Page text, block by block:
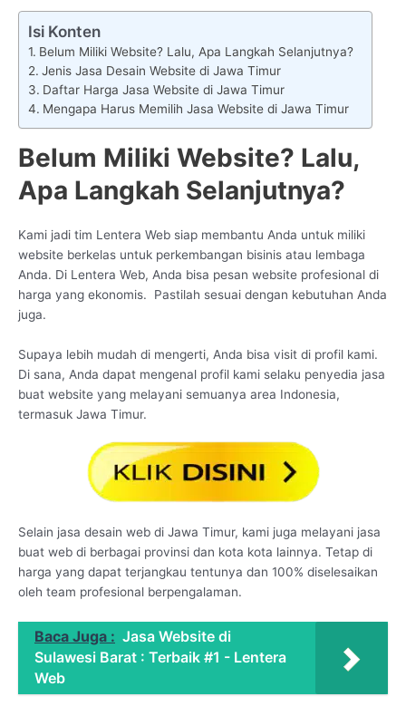
Isi Konten
Belum Miliki Website? Lalu, Apa Langkah Selanjutnya?
Jenis Jasa Desain Website di Jawa Timur
Daftar Harga Jasa Website di Jawa Timur
Mengapa Harus Memilih Jasa Website di Jawa Timur
Belum Miliki Website? Lalu,
Apa Langkah Selanjutnya?
Kami jadi tim Lentera Web siap membantu Anda untuk miliki
website berkelas untuk perkembangan bisinis atau lembaga
Anda. Di Lentera Web, Anda bisa pesan website profesional di
harga yang ekonomis. Pastilah sesuai dengan kebutuhan Anda
juga.
Supaya lebih mudah di mengerti, Anda bisa visit di profil kami.
Di sana, Anda dapat mengenal profil kami selaku penyedia jasa
buat website yang melayani semuanya area Indonesia,
termasuk Jawa Timur.
Selain jasa desain web di Jawa Timur, kami juga melayani jasa
buat web di berbagai provinsi dan kota kota lainnya. Tetap di
harga yang dapat terjangkau tentunya dan 100% diselesaikan
oleh team profesional berpengalaman.
Baca Juga : Jasa Website di
Sulawesi Barat : Terbaik #1 - Lentera
Web